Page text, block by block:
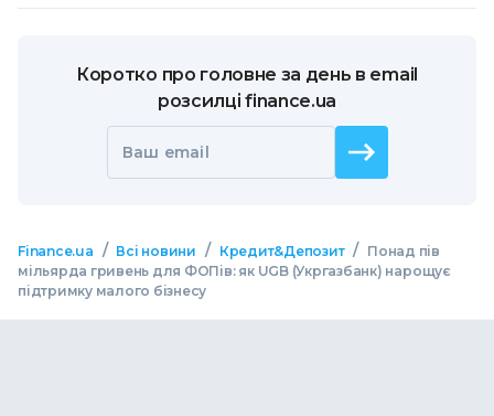
Коротко про головне за день в email
розсилці finance.ua
Ваш email
Finance.ua / Всі новини / Кредит&Депозит / Понад пів
мільярда гривень для ФОПів: як UGB (Укргазбанк) нарощує
підтримку малого бізнесу